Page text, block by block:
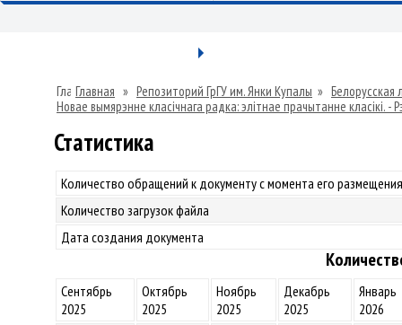
Главная » Репозиторий ГрГУ им. Янки Купалы » Белорусская
Новае вымярэнне класічнага радка: элітнае прачытанне класікі. -
Статистика
Количество обращений к документу с момента его
Количество загрузок файла
Дата создания документа
Сентябрь
2025
Октябрь
2025
Ноябрь
2025
Декабрь
2025
Январь
2026